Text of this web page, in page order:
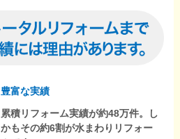
豊富な実績
累積リフォーム実績が約48万件。し
かもその約6割が水まわりリフォー